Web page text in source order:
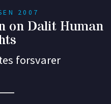
2007
on Dalit Human
forsvarer